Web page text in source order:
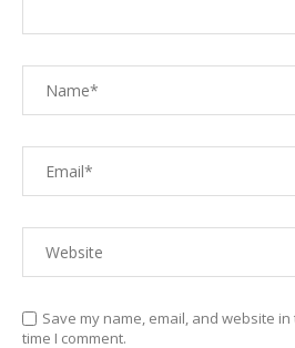
Save my name, email, and website
time I comment.